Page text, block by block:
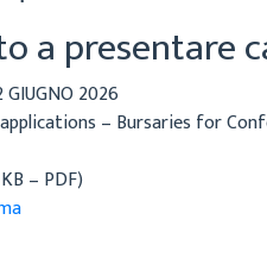
a presentare
GIUGNO 2026
– Bursaries for
– PDF)